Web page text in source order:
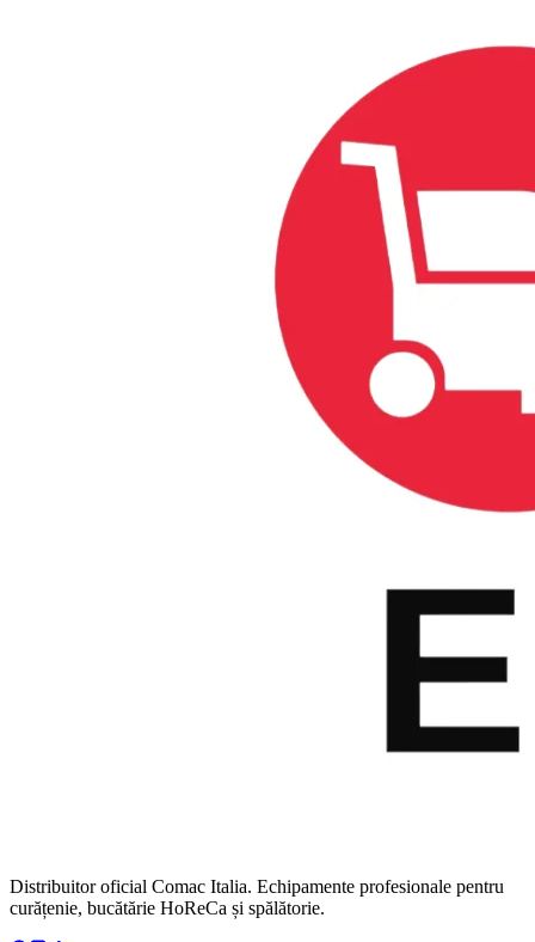
Distribuitor oficial Comac Italia. Echipamente profesionale pentru
curățenie, bucătărie HoReCa și spălătorie.